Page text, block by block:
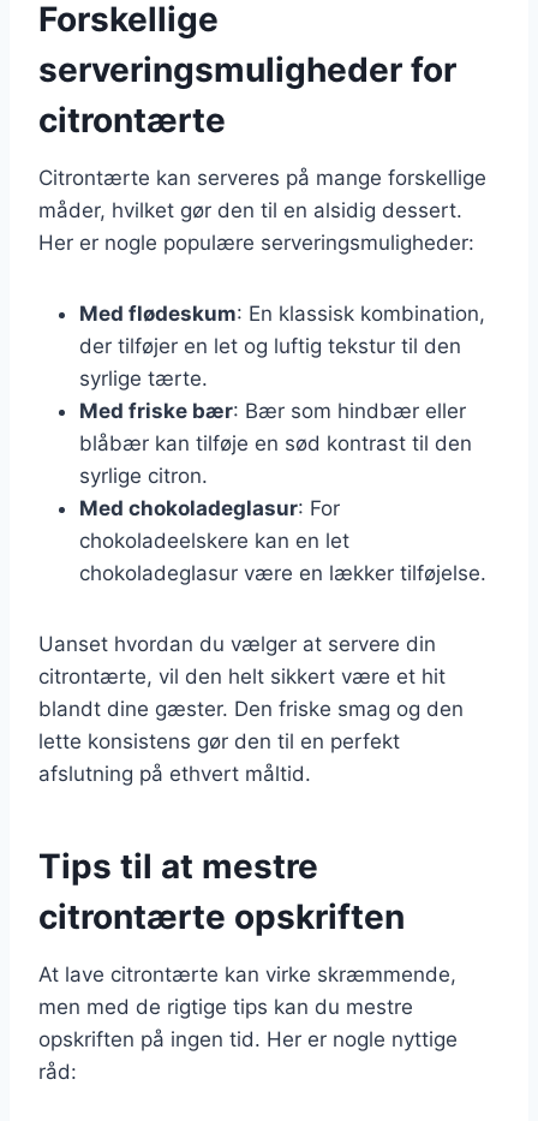
Forskellige
serveringsmuligheder for
citrontærte
Citrontærte kan serveres på mange forskellige
måder, hvilket gør den til en alsidig dessert.
Her er nogle populære serveringsmuligheder:
Med flødeskum: En klassisk kombination,
der tilføjer en let og luftig tekstur til den
syrlige tærte.
Med friske bær: Bær som hindbær eller
blåbær kan tilføje en sød kontrast til den
syrlige citron.
Med chokoladeglasur: For
chokoladeelskere kan en let
chokoladeglasur være en lækker tilføjelse.
Uanset hvordan du vælger at servere din
citrontærte, vil den helt sikkert være et hit
blandt dine gæster. Den friske smag og den
lette konsistens gør den til en perfekt
afslutning på ethvert måltid.
Tips til at mestre
citrontærte opskriften
At lave citrontærte kan virke skræmmende,
men med de rigtige tips kan du mestre
opskriften på ingen tid. Her er nogle nyttige
råd: